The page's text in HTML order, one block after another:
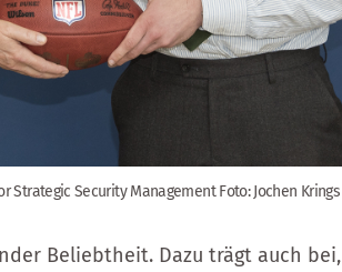
Strategic Security Management Foto: Jochen Krings
Beliebtheit. Dazu trägt auch bei,